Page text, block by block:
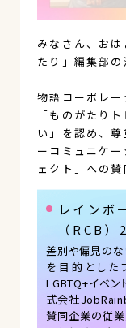
みなさん、お
たり」編集部の
物語コーポレ
「ものがたり
い」を認め、
ーコミュニケ
ェクト」への賛
レインボ
（RCB
差別や偏見のな
を目的とした
LGBTQ+イベン
式会社
賛同企業の従業